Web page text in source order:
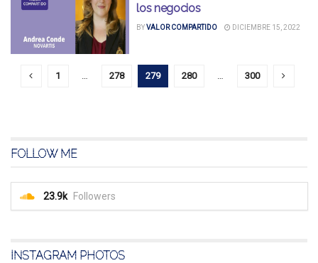
los negocios
BYVALOR COMPARTIDO DICIEMBRE 15, 2022
1 … 278 279 280 … 300
FOLLOW ME
23.9k Followers
INSTAGRAM PHOTOS